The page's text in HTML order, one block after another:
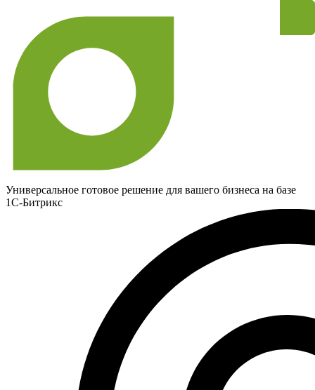
Универсальное готовое решение для вашего бизнеса на базе
1С-Битрикс